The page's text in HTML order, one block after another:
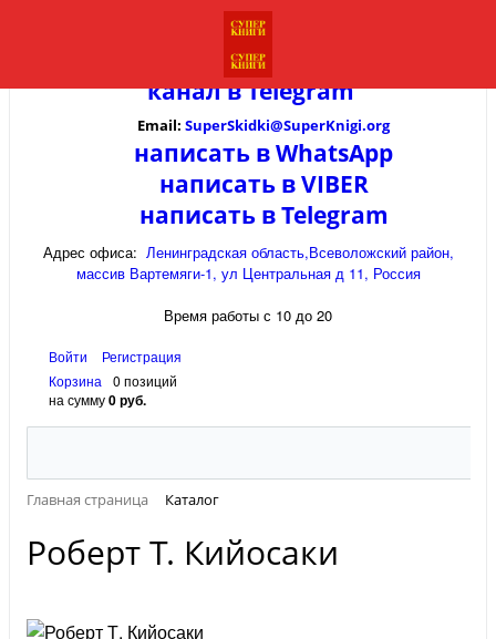
канал вTelegram
Email: SuperSkidki@SuperKnigi.org
написать в WhatsApp
написать в VIBER
написать в Telegram
Адрес офиса: Ленинградская область,Всеволожский район,
массив Вартемяги-1, ул Центральная д 11, Россия
Время работы с 10 до 20
Войти
Регистрация
Корзина
0 позиций
на сумму0 руб.
Главная страница Каталог
Роберт Т. Кийосаки